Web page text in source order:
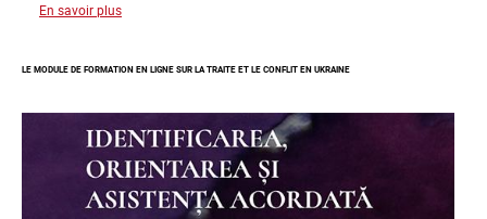
En savoir plus
mineur·es
de
traite
des
êtres
humains
LE MODULE DE FORMATION EN LIGNE SUR LA TRAITE ET LE CONFLIT EN UKRAINE